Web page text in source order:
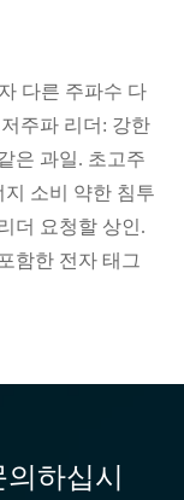
다른 주파수 다
주파 리더: 강한
은 과일. 초고주
소비 약한 침투
더 요청할 상인.
함한 전자 태그
하십시